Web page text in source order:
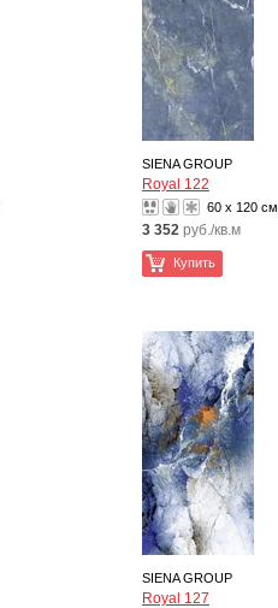
SIENA GROUP
Royal 122
60 x 120 см
3 352 руб./кв.м
Купить
SIENA GROUP
Royal 127